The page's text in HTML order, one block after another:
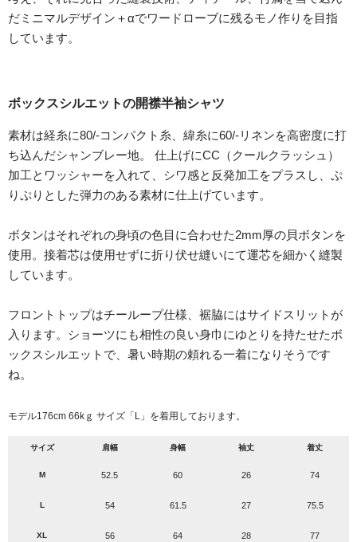
だミニマルデザイン＋αでワードローブに残るモノ作りを目指
しています。
ボックスシルエットの開襟半袖シャツ
素材は経糸に80/-コンパクト糸、緯糸に60/-リネンを高密度に打
ち込んだシャンブレー地。 仕上げにCC（クールクラッシュ）
加工とワッシャーを入れて、シワ感と反発加工をプラスし、ぷ
りぷりとした弾力のある素材に仕上げています。
ボタンはそれぞれの身頃の色目に合わせた2mm厚の貝ボタンを
使用。接着芯は使用せずに折り伏せ縫いにて運芯を細かく縫製
しています。
フロントトップはチーループ仕様、裾脇にはサイドスリットが
入ります。ショーツにも相性の良い身巾にゆとりを持たせたボ
ックスシルエットで、暑い時期の頼れる一着になりそうです
ね。
モデル176cm 66kｇ サイズ「L」を着用しております。
サイズ 肩幅 身幅 袖丈 着丈
M 52.5 60 26 74
L 54 61.5 27 75.5
XL 56 64 28 77